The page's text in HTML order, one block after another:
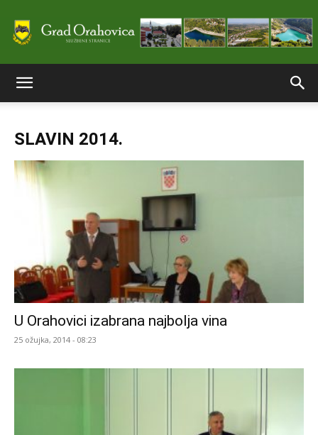
Grada
Orahovice
SLAVIN 2014.
U Orahovici izabrana najbolja vina
25 ožujka, 2014 - 08:23